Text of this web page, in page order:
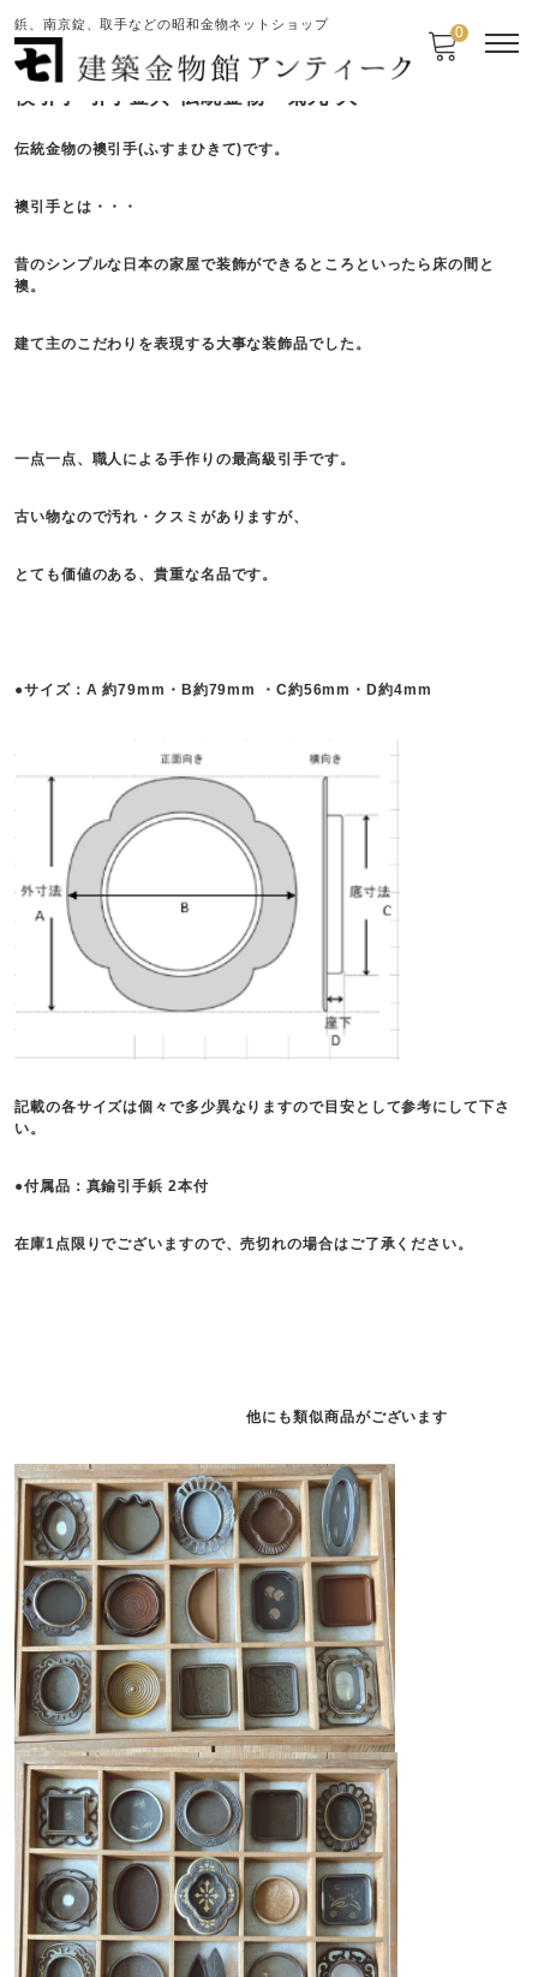
鋲、南京錠、取手などの昭和金物ネットショップ 0
襖引手 引手金具 伝統金物 菊丸 大
伝統金物の襖引手(ふすまひきて)です。
襖引手とは・・・
昔のシンプルな日本の家屋で装飾ができるところといったら床の間と
襖。
建て主のこだわりを表現する大事な装飾品でした。
一点一点、職人による手作りの最高級引手です。
古い物なので汚れ・クスミがありますが、
とても価値のある、貴重な名品です。
●サイズ：A 約79mm・B約79mm ・C約56mm・D約4mm
記載の各サイズは個々で多少異なりますので目安として参考にして下さ
い。
●付属品：真鍮引手鋲 2本付
在庫1点限りでございますので、売切れの場合はご了承ください。
他にも類似商品がございます